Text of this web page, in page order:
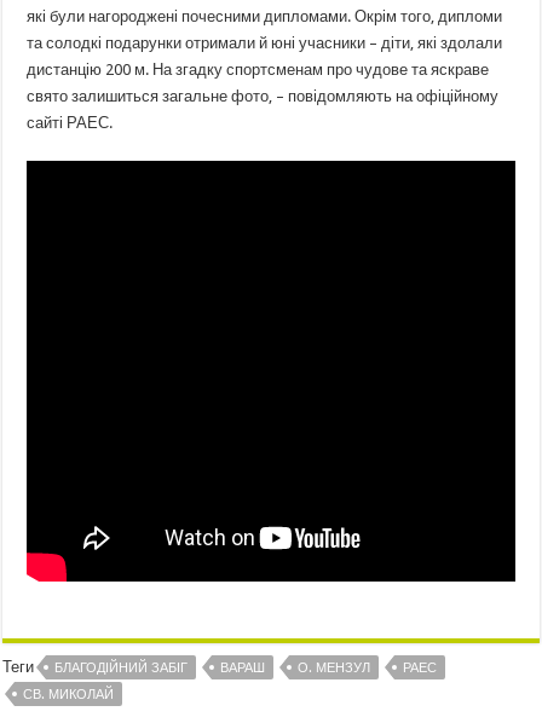
які були нагороджені почесними дипломами. Окрім того, дипломи
та солодкі подарунки отримали й юні учасники – діти, які здолали
дистанцію 200 м. На згадку спортсменам про чудове та яскраве
свято залишиться загальне фото, – повідомляють на офіційному
сайті РАЕС.
Теги БЛАГОДІЙНИЙ ЗАБІГ ВАРАШ О. МЕНЗУЛ
РАЕС
СВ. МИКОЛАЙ